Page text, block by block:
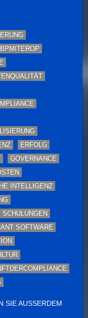
BPMITEROP
ERFOLG
GOVERNANCE
INTELLIGENZ
SCHULUNGEN
SOFTWARE
AUSSERDEM H